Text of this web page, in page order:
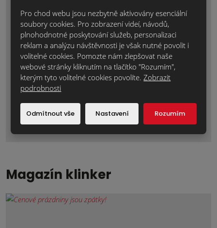
Lícové cihly pro váš útulný domov
projektů, ale tako k jejichrelizaci uvnitř domu. A't už jde o
rozsáhlou...
Magazín klinker
Pro chod webu jsou nezbytně aktivovány esenciální
soubory cookies. Pro zobrazení videí, návodů,
plnohodnotné poskytování služeb, personalizaci
reklam a analýzu návštěvnosti je však nutné povolit i
volitelné cookies. Pomozte nám zlepšovat naše
webové stránky kliknutím na tlačítko "Rozumím",
kterým tyto volitelné cookies povolíte. Zobrazit
podrobnosti
Odmítnout vše Nastavení Rozumím